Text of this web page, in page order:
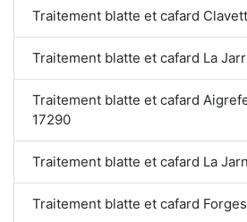
Traitement blatte et cafard
Traitement blatte et cafard La
Traitement blatte et cafard
17290
Traitement blatte et cafard La
Traitement blatte et cafard